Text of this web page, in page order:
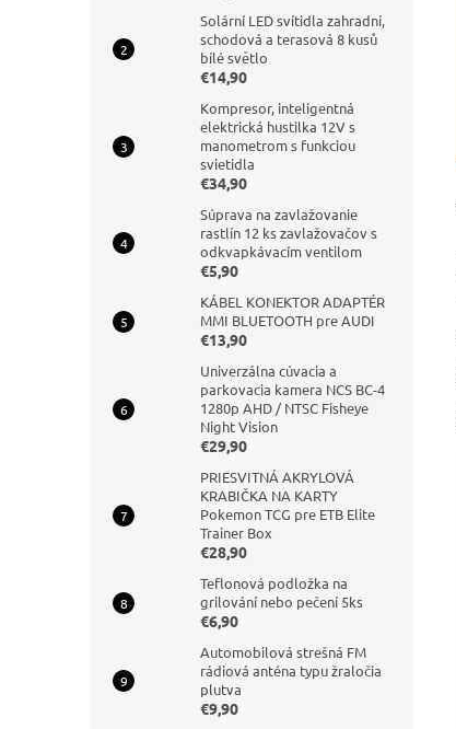
Solární LED svítidla zahradní,
schodová a terasová 8 kusů
bílé světlo
€14,90
Kompresor, inteligentná
elektrická hustilka 12V s
manometrom s funkciou
svietidla
€34,90
Súprava na zavlažovanie
rastlín 12 ks zavlažovačov s
odkvapkávacím ventilom
€5,90
KÁBEL KONEKTOR ADAPTÉR
MMI BLUETOOTH pre AUDI
€13,90
Univerzálna cúvacia a
parkovacia kamera NCS BC-4
1280p AHD / NTSC Fisheye
Night Vision
€29,90
PRIESVITNÁ AKRYLOVÁ
KRABIČKA NA KARTY
Pokemon TCG pre ETB Elite
Trainer Box
€28,90
Teflonová podložka na
grilování nebo pečení 5ks
€6,90
Automobilová strešná FM
rádiová anténa typu žraločia
plutva
€9,90